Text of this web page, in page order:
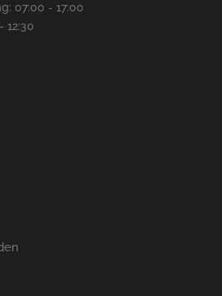
07:00 - 17:00
12:30